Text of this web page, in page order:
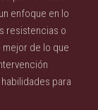
enfoque en lo
resistencias o
de lo que
para